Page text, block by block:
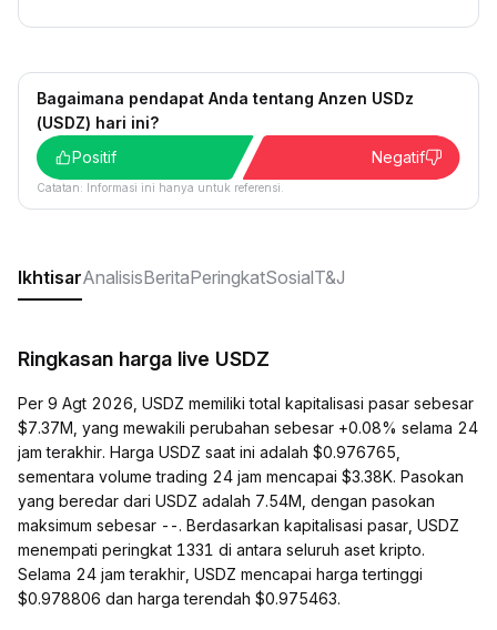
Bagaimana pendapat Anda tentang Anzen USDz
(USDZ) hari ini?
Positif
Negatif
Catatan: Informasi ini hanya untuk referensi.
IkhtisarAnalisisBeritaPeringkatSosialT&J
Ringkasan harga live USDZ
Per 9 Agt 2026, USDZ memiliki total kapitalisasi pasar sebesar
$7.37M, yang mewakili perubahan sebesar +0.08% selama 24
jam terakhir. Harga USDZ saat ini adalah $0.976765,
sementara volume trading 24 jam mencapai $3.38K. Pasokan
yang beredar dari USDZ adalah 7.54M, dengan pasokan
maksimum sebesar --. Berdasarkan kapitalisasi pasar, USDZ
menempati peringkat 1331 di antara seluruh aset kripto.
Selama 24 jam terakhir, USDZ mencapai harga tertinggi
$0.978806 dan harga terendah $0.975463.